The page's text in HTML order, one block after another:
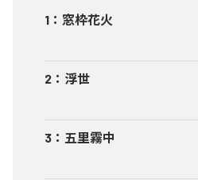
1 ： 窓枠花火
2 ： 浮世
3 ： 五里霧中